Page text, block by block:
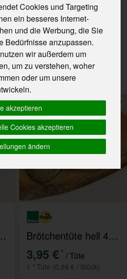
Cookies und Targeting
ein besseres Internet-
und die Werbung, die Sie
Bedürfnisse anzupassen.
wir außerdem um
um zu verstehen, woher
oder um unsere
akzeptieren
Cookies akzeptieren
ändern
Allergene
4er Pack Brötchentüte hell 4er Pack
3,95 € * / Tüte
1 * Tüte (0,99 € / Stück)